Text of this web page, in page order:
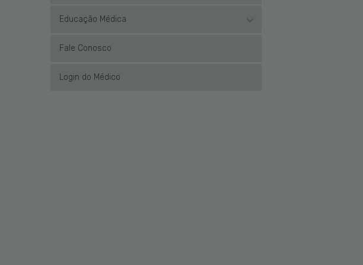
Educação Médica
Fale Conosco
Login do Médico